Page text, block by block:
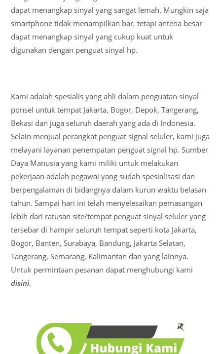
dapat menangkap sinyal yang sangat lemah. Mungkin saja
smartphone tidak menampilkan bar, tetapi antena besar
dapat menangkap sinyal yang cukup kuat untuk
digunakan dengan penguat sinyal hp.
Kami adalah spesialis yang ahli dalam penguatan sinyal
ponsel untuk tempat Jakarta, Bogor, Depok, Tangerang,
Bekasi dan juga seluruh daerah yang ada di Indonesia.
Selain menjual perangkat penguat signal seluler, kami juga
melayani layanan penempatan penguat signal hp. Sumber
Daya Manusia yang kami miliki untuk melakukan
pekerjaan adalah pegawai yang sudah spesialisasi dan
berpengalaman di bidangnya dalam kurun waktu belasan
tahun. Sampai hari ini telah menyelesaikan pemasangan
lebih dari ratusan site/tempat penguat sinyal seluler yang
tersebar di hampir seluruh tempat seperti kota Jakarta,
Bogor, Banten, Surabaya, Bandung, Jakarta Selatan,
Tangerang, Semarang, Kalimantan dan yang lainnya.
Untuk permintaan pesanan dapat menghubungi kami
disini.